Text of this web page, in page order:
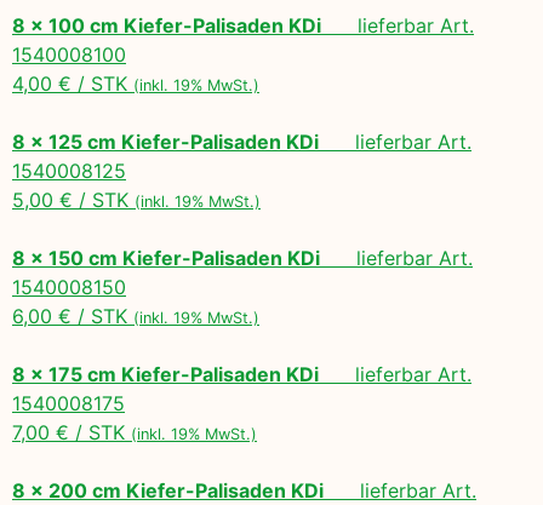
8 x 100 cm Kiefer-Palisaden KDi lieferbar Art.
1540008100
4,00 € / STK (inkl. 19% MwSt.)
8 x 125 cm Kiefer-Palisaden KDi lieferbar Art.
1540008125
5,00 € / STK (inkl. 19% MwSt.)
8 x 150 cm Kiefer-Palisaden KDi lieferbar Art.
1540008150
6,00 € / STK (inkl. 19% MwSt.)
8 x 175 cm Kiefer-Palisaden KDi lieferbar Art.
1540008175
7,00 € / STK (inkl. 19% MwSt.)
8 x 200 cm Kiefer-Palisaden KDi lieferbar Art.